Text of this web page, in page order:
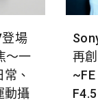
登場
～一
、
動攝
再